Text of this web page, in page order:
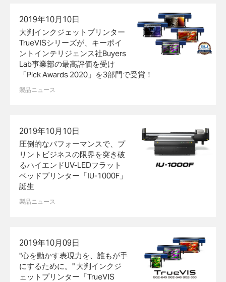
2019年10月10日
大判インクジェットプリンター
TrueVISシリーズが、キーポイ
ントインテリジェンス社Buyers
Lab事業部の最高評価を受け
「Pick Awards 2020」を3部門で受賞！
製品ニュース
2019年10月10日
圧倒的なパフォーマンスで、プ
リントビジネスの限界を突き破
るハイエンドUV-LEDフラット
ベッドプリンター「IU-1000F」
誕生
製品ニュース
2019年10月09日
"心を動かす表現力を、誰もが手
にするために。" 大判インクジ
ェットプリンター「TrueVIS